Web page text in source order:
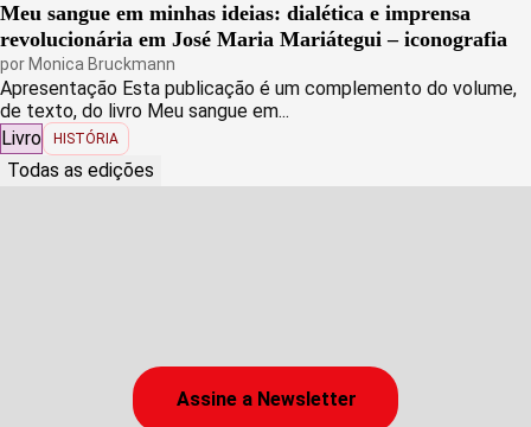
Meu sangue em minhas ideias: dialética e imprensa
revolucionária em José Maria Mariátegui – iconografia
por Monica Bruckmann
Apresentação Esta publicação é um complemento do volume,
de texto, do livro Meu sangue em...
Livro
HISTÓRIA
Todas as edições
Assine a Newsletter